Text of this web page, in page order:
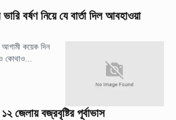
বর্ষণ নিয়ে যে বার্তা দিল আবহাওয়া
আগামী কয়েক দিন
কোথাও...
জেলায় বজ্রবৃষ্টির পূর্বাভাস